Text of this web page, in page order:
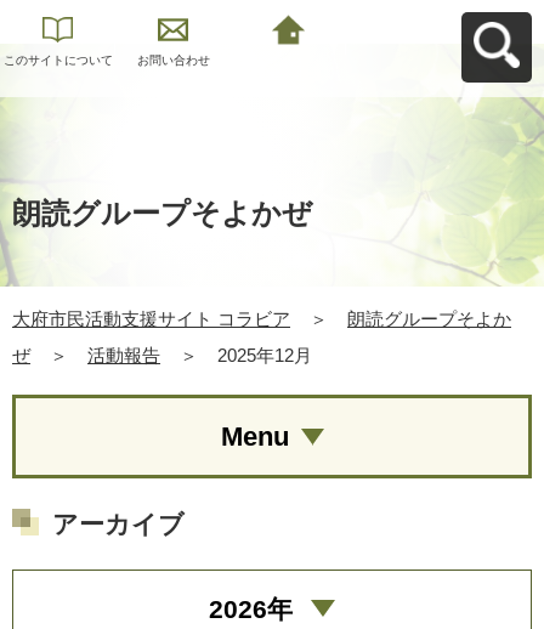
このサイトについて お問い合わせ
朗読グループそよかぜ
大府市民活動支援サイト コラビア ＞
朗読グループそよか
ぜ
＞ 活動報告 ＞ 2025年12月
Menu
アーカイブ
2026年